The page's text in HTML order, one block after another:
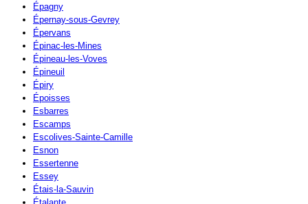
Épagny
Épernay-sous-Gevrey
Épervans
Épinac-les-Mines
Épineau-les-Voves
Épineuil
Épiry
Époisses
Esbarres
Escamps
Escolives-Sainte-Camille
Esnon
Essertenne
Essey
Étais-la-Sauvin